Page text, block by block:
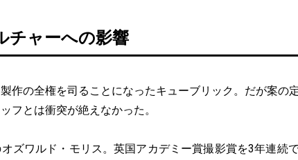
チャーへの影響
作の全権を司ることになったキューブリック。だが案の
フとは衝突が絶えなかった。
ズワルド・モリス。英国アカデミー賞撮影賞を3年連続